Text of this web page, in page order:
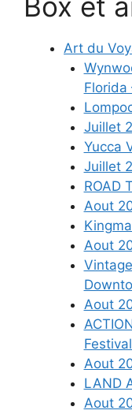
Art du
Florida
Juillet
Yucca
Juillet
ROAD
Aout
Aout
Aout
Aout
LAND
Aout